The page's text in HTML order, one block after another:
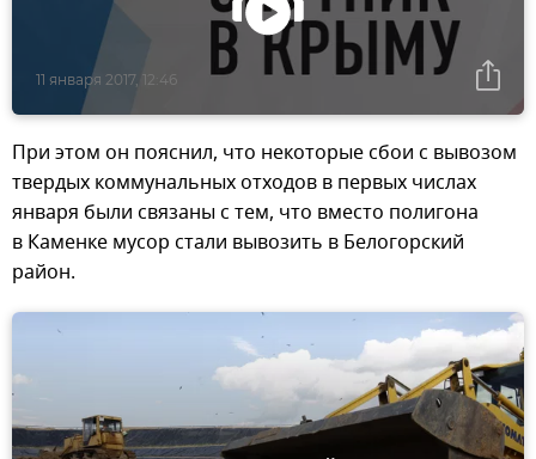
11 января 2017, 12:46
При этом он пояснил, что некоторые сбои с вывозом
твердых коммунальных отходов в первых числах
января были связаны с тем, что вместо полигона
в Каменке мусор стали вывозить в Белогорский
район.